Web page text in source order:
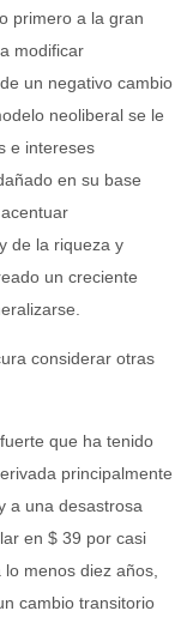
primero a la gran
modificar
un negativo cambio
neoliberal se le
e intereses
en su base
de la riqueza y
un creciente
considerar otras
que ha tenido
principalmente
a una desastrosa
en $ 39 por casi
menos diez años,
cambio transitorio